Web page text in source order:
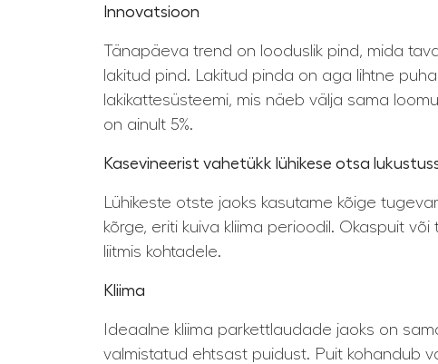
Innovatsioon
Tänapäeva trend on looduslik pind, mida
lakitud pind. Lakitud pinda on aga lihtne
lakikattesüsteemi, mis näeb välja sama
on ainult 5%.
Kasevineerist vahetükk lühikese otsa
Lühikeste otste jaoks kasutame kõige
kõrge, eriti kuiva kliima perioodil. Okaspuit
liitmis kohtadele.
Kliima
Ideaalne kliima parkettlaudade jaoks on
valmistatud ehtsast puidust. Puit kohandub